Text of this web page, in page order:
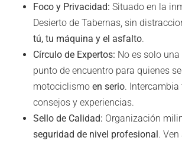
Foco y Privacidad: Situado en la
Desierto de Tabernas, sin
tú, tu máquina y el asfalto.
Círculo de Expertos: No es solo
punto de encuentro para quienes
motociclismo en serio. Intercambia
consejos y experiencias.
Sello de Calidad: Organización
seguridad de nivel profesional .